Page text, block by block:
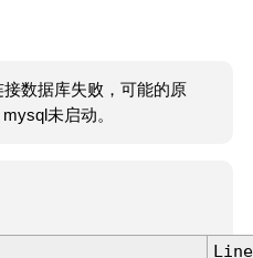
数据库失败，可能的原
未启动。
Line